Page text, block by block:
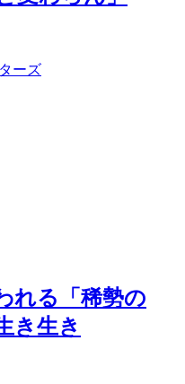
ーズ
れる「稀勢の
き生き